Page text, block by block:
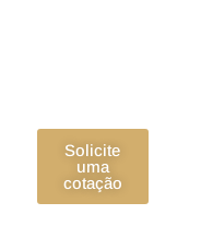
Solicite
uma
cotação